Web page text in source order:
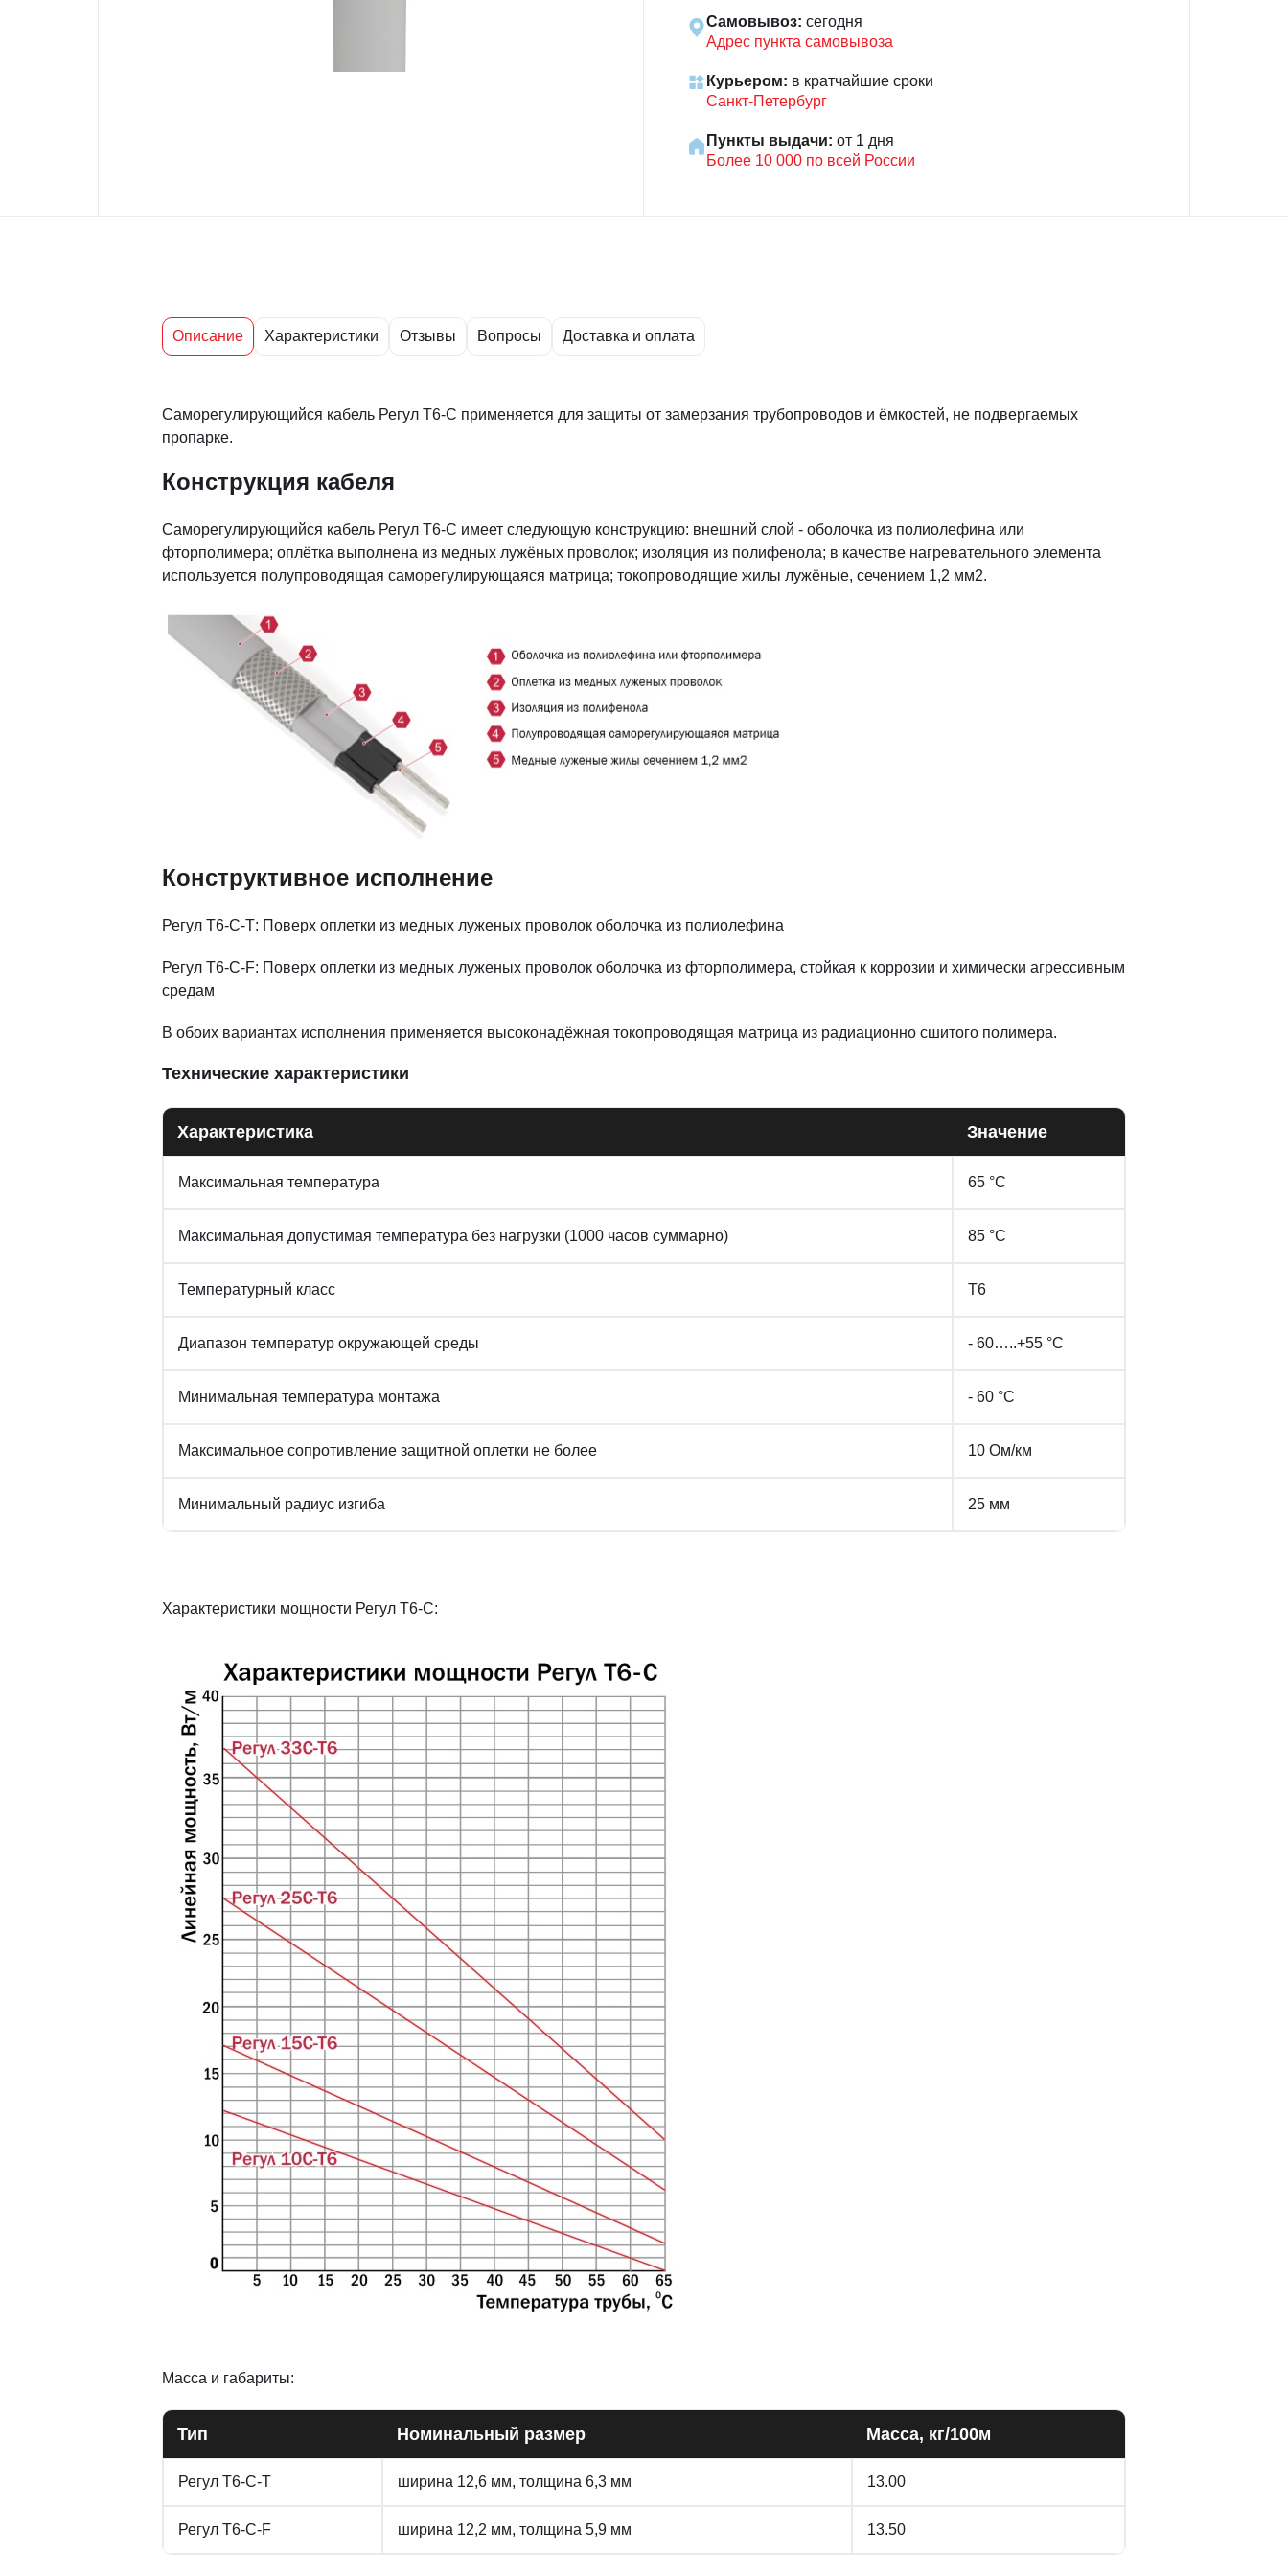
Самовывоз: сегодня
Адрес пункта самовывоза
Курьером: в кратчайшие сроки
Санкт-Петербург
Пункты выдачи: от 1 дня
Более 10 000 по всей России
Описание Характеристики Отзывы Вопросы Доставка и оплата
Саморегулирующийся кабель Регул Т6-С применяется для защиты от замерзания трубопроводов и ёмкостей, не подвергаемых
пропарке.
Конструкция кабеля
Саморегулирующийся кабель Регул Т6-С имеет следующую конструкцию: внешний слой - оболочка из полиолефина или
фторполимера; оплётка выполнена из медных лужёных проволок; изоляция из полифенола; в качестве нагревательного элемента
используется полупроводящая саморегулирующаяся матрица; токопроводящие жилы лужёные, сечением 1,2 мм2.
Конструктивное исполнение
Регул Т6-С-Т: Поверх оплетки из медных луженых проволок оболочка из полиолефина
Регул Т6-С-F: Поверх оплетки из медных луженых проволок оболочка из фторполимера, стойкая к коррозии и химически агрессивным
средам
В обоих вариантах исполнения применяется высоконадёжная токопроводящая матрица из радиационно сшитого полимера.
Технические характеристики
Характеристика Значение
Максимальная температура 65 °С
Максимальная допустимая температура без нагрузки (1000 часов суммарно) 85 °С
Температурный класс Т6
Диапазон температур окружающей среды - 60…..+55 °С
Минимальная температура монтажа - 60 °С
Максимальное сопротивление защитной оплетки не более 10 Ом/км
Минимальный радиус изгиба 25 мм
Характеристики мощности Регул Т6-С:
Масса и габариты:
Тип Номинальный размер Масса, кг/100м
Регул Т6-С-Т ширина 12,6 мм, толщина 6,3 мм 13.00
Регул Т6-С-F ширина 12,2 мм, толщина 5,9 мм 13.50